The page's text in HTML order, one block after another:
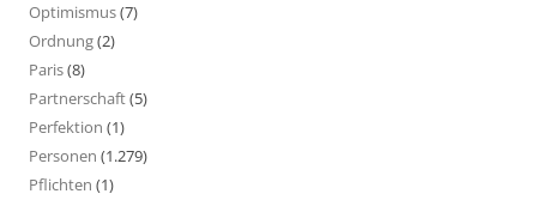
Optimismus(7)
Ordnung(2)
Paris(8)
Partnerschaft(5)
Perfektion (1)
Personen (1.279)
Pflichten (1)